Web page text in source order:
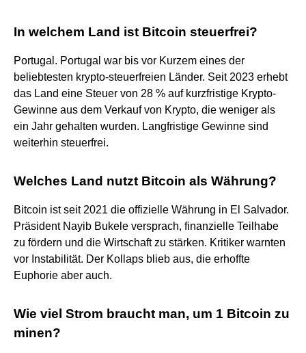
In welchem Land ist Bitcoin steuerfrei?
Portugal. Portugal war bis vor Kurzem eines der
beliebtesten krypto-steuerfreien Länder. Seit 2023 erhebt
das Land eine Steuer von 28 % auf kurzfristige Krypto-
Gewinne aus dem Verkauf von Krypto, die weniger als
ein Jahr gehalten wurden. Langfristige Gewinne sind
weiterhin steuerfrei.
Welches Land nutzt Bitcoin als Währung?
Bitcoin ist seit 2021 die offizielle Währung in El Salvador.
Präsident Nayib Bukele versprach, finanzielle Teilhabe
zu fördern und die Wirtschaft zu stärken. Kritiker warnten
vor Instabilität. Der Kollaps blieb aus, die erhoffte
Euphorie aber auch.
Wie viel Strom braucht man, um 1 Bitcoin zu
minen?